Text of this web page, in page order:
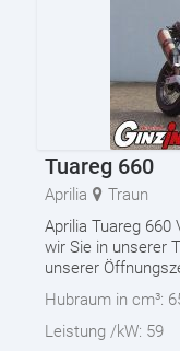
Tuareg 660
Aprilia
Traun
Aprilia Tuareg 660
wir Sie in unserer
unserer
Hubraum in cm³:
Leistung /kW: 59